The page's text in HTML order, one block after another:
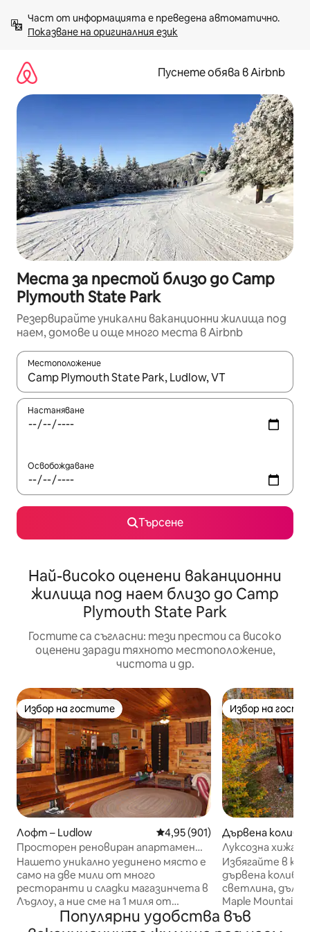
към
съдържанието
Показване на оригиналния език
Пуснете обява в Airbnb
Места за престой близо до Camp
Plymouth State Park
Резервирайте уникални ваканционни жилища под
наем, домове и още много места в Airbnb
Местоположение
Когато резултатите се покажат, използвайте
Настаняване
Освобождаване
Търсене
Най-високо оценени ваканционни
жилища под наем близо до Camp
Plymouth State Park
Гостите са съгласни: тези престои са високо
оценени заради тяхното местоположение,
чистота и др.
Избор на гостите
Избор на гостите
Лофт – Ludlow Средна оценка: 4,95 от 5,
4,95 (901)
Просторен реновиран апартамент
в хамбар на 100 акра!
Нашето уникално уединено място е
само на две мили от много
ресторанти и сладки магазинчета в
Лъдлоу, а ние сме на 1 миля от
великолепните водопади
Бътърмилк Фолс и Джаксън Гор в
Избор на
Избор на
Дървена колиба
h
Луксозна хижа
вана, огнище,
Избягайте в
дървена колиба,
светлина,
Maple Mountain
се в края на
хидромасажна
Популярни удобства във